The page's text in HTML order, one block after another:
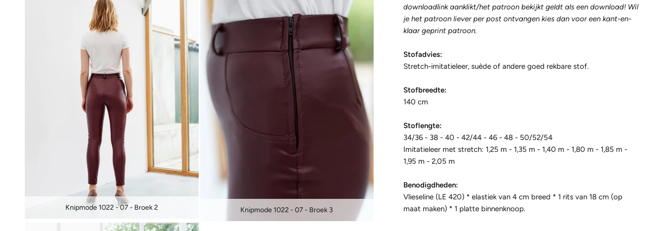
Knipmode 1022 - 07 - Broek 2 Knipmode 1022 - 07 - Broek 3
downloadlink aanklikt/het patroon bekijkt geldt als een download! Wil
je het patroon liever per post ontvangen kies dan voor een kant-en-
klaar geprint patroon.
Stofadvies:
Stretch-imitatieleer, suède of andere goed rekbare stof.
Stofbreedte:
140 cm
Stoflengte:
34/36 - 38 - 40 - 42/44 - 46 - 48 - 50/52/54
Imitatieleer met stretch: 1,25 m - 1,35 m - 1,40 m - 1,80 m - 1,85 m -
1,95 m - 2,05 m
Benodigdheden:
Vlieseline (LE 420) * elastiek van 4 cm breed * 1 rits van 18 cm (op
maat maken) * 1 platte binnenknoop.